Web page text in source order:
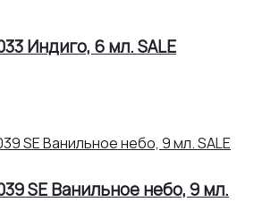
Индиго, 6 мл. SALE
SE Ванильное небо, 9 мл.